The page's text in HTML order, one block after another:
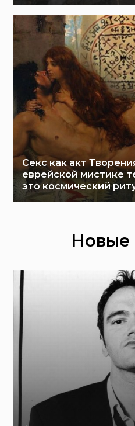
Секс как акт
еврейской мистике
это космический
Новые